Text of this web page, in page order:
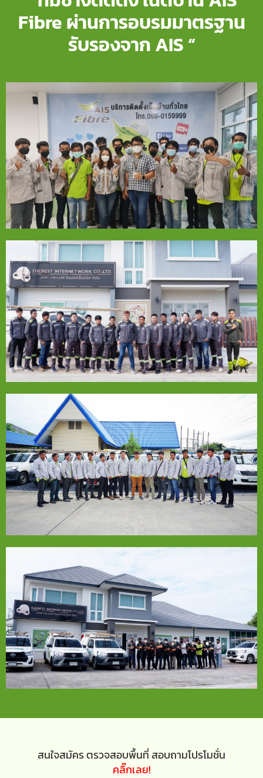
Fibre ผ่านการอบรมมาตรฐาน
รับรองจาก AIS “
สนใจสมัคร ตรวจสอบพื้นที่ สอบถามโปรโมชั่น
คลิ๊กเลย!